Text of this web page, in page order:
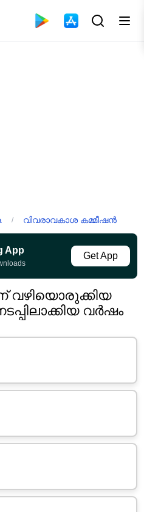
/ വിവരാവകാശ കമ്മീഷൻ
App
Get App
വഴിയൊരുക്കിയ
വർഷം